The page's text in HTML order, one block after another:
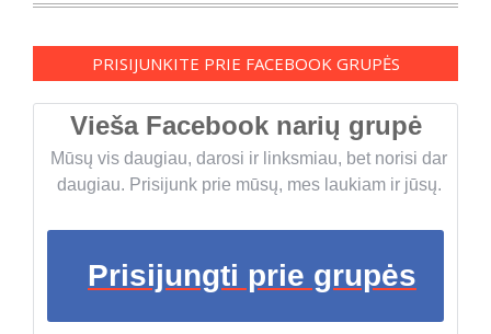
PRISIJUNKITE PRIE FACEBOOK GRUPĖS
Vieša Facebook narių grupė
Mūsų vis daugiau, darosi ir linksmiau, bet norisi dar
daugiau. Prisijunk prie mūsų, mes laukiam ir jūsų.
Prisijungti prie grupės